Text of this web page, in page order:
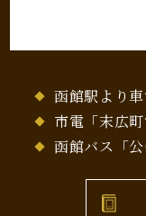
函館駅より
市電「末広
函館バス「